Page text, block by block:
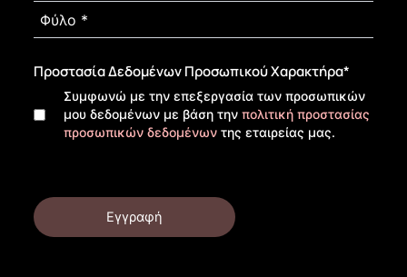
Προστασία Δεδομένων Προσωπικού Χαρακτήρα*
Συμφωνώ με την επεξεργασία των προσωπικών
μου δεδομένων με βάση την πολιτική προστασίας
προσωπικών δεδομένων της εταιρείας μας.
Εγγραφή